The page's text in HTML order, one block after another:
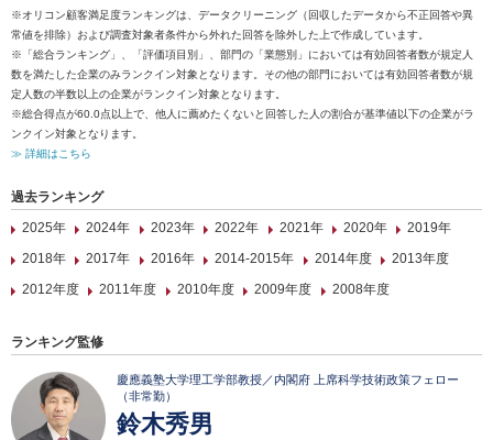
※オリコン顧客満足度ランキングは、データクリーニング（回収したデータから不正回答や異
常値を排除）および調査対象者条件から外れた回答を除外した上で作成しています。
※「総合ランキング」、「評価項目別」、部門の「業態別」においては有効回答者数が規定人
数を満たした企業のみランクイン対象となります。その他の部門においては有効回答者数が規
定人数の半数以上の企業がランクイン対象となります。
※総合得点が60.0点以上で、他人に薦めたくないと回答した人の割合が基準値以下の企業がラ
ンクイン対象となります。
≫ 詳細はこちら
過去ランキング
2025年
2024年 2023年 2022年 2021年 2020年
2019年
2018年
2017年 2016年 2014-2015年 2014年度
2013年度
2012年度
2011年度 2010年度 2009年度 2008年度
ランキング監修
慶應義塾大学理工学部教授／内閣府 上席科学技術政策フェロー
（非常勤）
鈴木秀男